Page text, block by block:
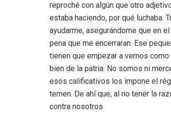
reproché con algún que otro
estaba haciendo, por qué luchaba.
ayudarme, asegurándome que en
pena que me encerraran. Ese
tienen que empezar a vernos
bien de la patria. No somos ni
esos calificativos los impone el
temen. De ahí que, al no tener la
contra nosotros.